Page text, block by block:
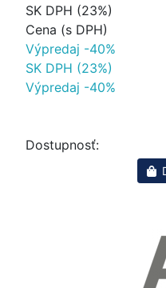
SK DPH (23%)
Cena (s DPH)
Výpredaj -40%
SK DPH (23%)
Výpredaj -40%
Dostupnosť: